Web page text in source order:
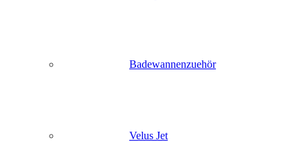
Badewannenzuehör
Velus Jet